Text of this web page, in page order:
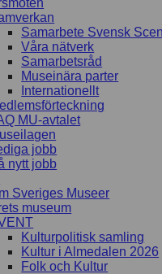
Samarbete Svensk
Våra nätverk
Samarbetsråd
Museinära parter
Internationellt
MU-avtalet
jobb
nytt jobb
Sveriges Museer
museum
Kulturpolitisk samling
Kultur i Almedalen 2026
Folk och Kultur